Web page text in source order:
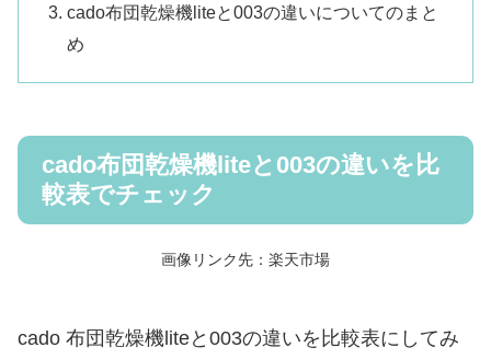
cado布団乾燥機liteと003の違いについてのまと
め
cado布団乾燥機liteと003の違いを比
較表でチェック
画像リンク先：楽天市場
cado 布団乾燥機liteと003の違いを比較表にしてみ